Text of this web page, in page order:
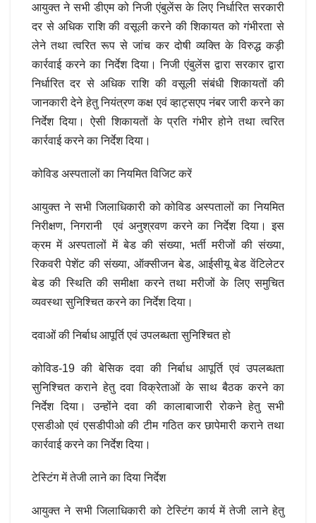
आयुक्त ने सभी डीएम को निजी एंबुलेंस के लिए निर्धारित सरकारी
दर से अधिक राशि की वसूली करने की शिकायत को गंभीरता से
लेने तथा त्वरित रूप से जांच कर दोषी व्यक्ति के विरुद्ध कड़ी
कार्रवाई करने का निर्देश दिया। निजी एंबुलेंस द्वारा सरकार द्वारा
निर्धारित दर से अधिक राशि की वसूली संबंधी शिकायतों की
जानकारी देने हेतु नियंत्रण कक्ष एवं व्हाट्सएप नंबर जारी करने का
निर्देश दिया। ऐसी शिकायतों के प्रति गंभीर होने तथा त्वरित
कार्रवाई करने का निर्देश दिया।
कोविड अस्पतालों का नियमित विजिट करें
आयुक्त ने सभी जिलाधिकारी को कोविड अस्पतालों का नियमित
निरीक्षण, निगरानी एवं अनुश्रवण करने का निर्देश दिया। इस
क्रम में अस्पतालों में बेड की संख्या, भर्ती मरीजों की संख्या,
रिकवरी पेशेंट की संख्या, ऑक्सीजन बेड, आईसीयू बेड वेंटिलेटर
बेड की स्थिति की समीक्षा करने तथा मरीजों के लिए समुचित
व्यवस्था सुनिश्चित करने का निर्देश दिया।
दवाओं की निर्बाध आपूर्ति एवं उपलब्धता सुनिश्चित हो
कोविड-19 की बेसिक दवा की निर्बाध आपूर्ति एवं उपलब्धता
सुनिश्चित कराने हेतु दवा विक्रेताओं के साथ बैठक करने का
निर्देश दिया। उन्होंने दवा की कालाबाजारी रोकने हेतु सभी
एसडीओ एवं एसडीपीओ की टीम गठित कर छापेमारी कराने तथा
कार्रवाई करने का निर्देश दिया।
टेस्टिंग में तेजी लाने का दिया निर्देश
आयुक्त ने सभी जिलाधिकारी को टेस्टिंग कार्य में तेजी लाने हेतु